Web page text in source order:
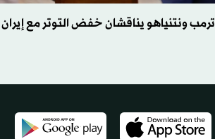
ترمب ونتنياهو يناقشان خفض التوتر مع إيران